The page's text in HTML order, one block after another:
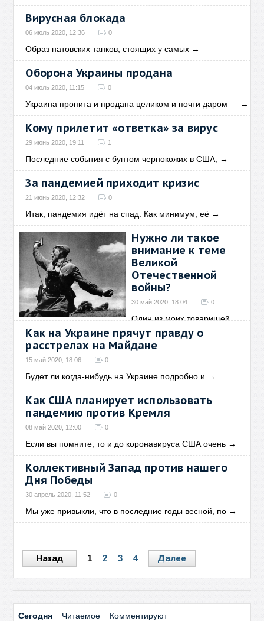
Вирусная блокада
06 июль 2020, 12:36 0
Образ натовских танков, стоящих у самых →
Оборона Украины продана
04 июль 2020, 11:15 0
Украина пропита и продана целиком и почти даром — →
Кому прилетит «ответка» за вирус
29 июнь 2020, 19:11 1
Последние события с бунтом чернокожих в США, →
За пандемией приходит кризис
21 июнь 2020, 12:32 0
Итак, пандемия идёт на спад. Как минимум, её →
Нужно ли такое
внимание к теме
Великой
Отечественной
войны?
30 май 2020, 18:04 0
Один из моих товарищей
неожиданно для меня
Как на Украине прячут правду о
расстрелах на Майдане
15 май 2020, 18:06 0
Будет ли когда-нибудь на Украине подробно и →
Как США планирует использовать
пандемию против Кремля
08 май 2020, 12:00 0
Если вы помните, то и до коронавируса США очень →
Коллективный Запад против нашего
Дня Победы
30 апрель 2020, 11:52 0
Мы уже привыкли, что в последние годы весной, по →
Назад 1 2 3 4 Далее
Сегодня Читаемое Комментируют